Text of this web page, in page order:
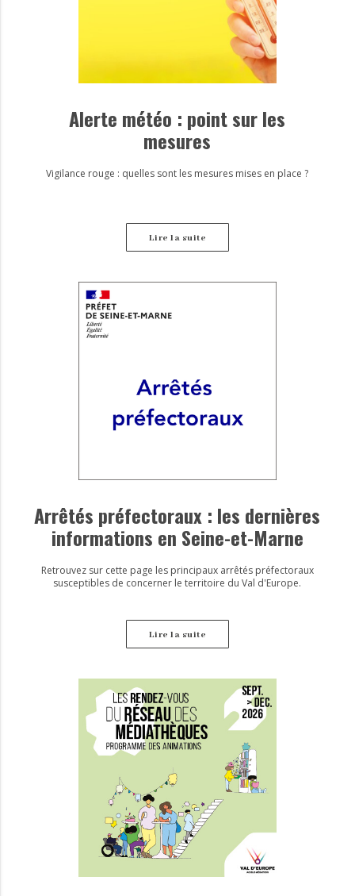
Alerte météo : point sur les
mesures
Vigilance rouge : quelles sont les mesures mises en place ?
Lire la suite
Arrêtés préfectoraux : les dernières
informations en Seine-et-Marne
Retrouvez sur cette page les principaux arrêtés préfectoraux
susceptibles de concerner le territoire du Val d'Europe.
Lire la suite